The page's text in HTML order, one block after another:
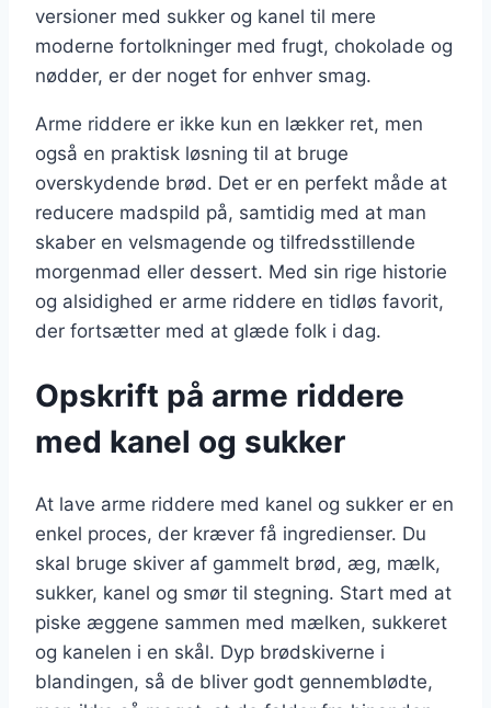
versioner med sukker og kanel til mere
moderne fortolkninger med frugt, chokolade og
nødder, er der noget for enhver smag.
Arme riddere er ikke kun en lækker ret, men
også en praktisk løsning til at bruge
overskydende brød. Det er en perfekt måde at
reducere madspild på, samtidig med at man
skaber en velsmagende og tilfredsstillende
morgenmad eller dessert. Med sin rige historie
og alsidighed er arme riddere en tidløs favorit,
der fortsætter med at glæde folk i dag.
Opskrift på arme riddere
med kanel og sukker
At lave arme riddere med kanel og sukker er en
enkel proces, der kræver få ingredienser. Du
skal bruge skiver af gammelt brød, æg, mælk,
sukker, kanel og smør til stegning. Start med at
piske æggene sammen med mælken, sukkeret
og kanelen i en skål. Dyp brødskiverne i
blandingen, så de bliver godt gennemblødte,